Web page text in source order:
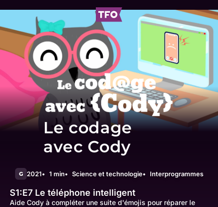
Le codage
avec Cody
G 2021 1 min Science et technologie Interprogrammes
S1:E7 Le téléphone intelligent
Aide Cody à compléter une suite d'émojis pour réparer le